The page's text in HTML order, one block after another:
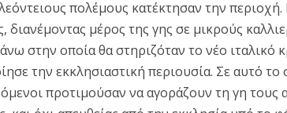
πολέμους κατέκτησαν την
μέρος της γης σε μικρούς
στην οποία θα στηριζόταν το νέο ιταλικό
την εκκλησιαστική περιουσία. Σε αυτό το
προτιμούσαν να αγοράζουν τη γη τους